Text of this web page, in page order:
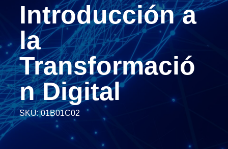
Introducción a
la
Transformació
n Digital
SKU:01B01C02